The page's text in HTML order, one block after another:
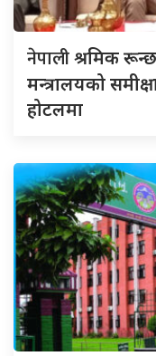
नेपालीश्रमिक
मन्त्रालयको
होटलमा